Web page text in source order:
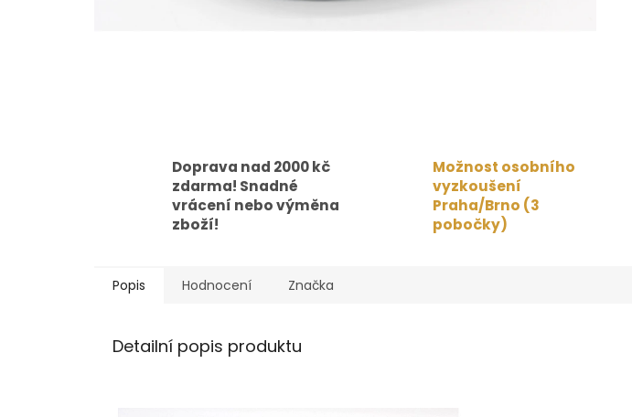
Doprava nad 2000 kč
zdarma! Snadné
vrácení nebo výměna
zboží!
Možnost osobního
vyzkoušení
Praha/Brno (3
pobočky)
Popis Hodnocení Značka
Detailní popis produktu